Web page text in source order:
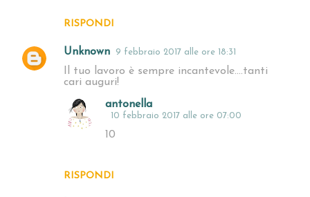
RISPONDI
Unknown 9 febbraio 2017 alle ore 18:31
Il tuo lavoro è sempre incantevole....tanti
cari auguri!
RISPONDI
antonella
10 febbraio 2017 alle ore 07:00
10